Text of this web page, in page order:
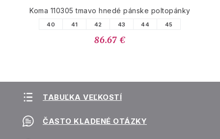
Koma 110305 tmavo hnedé pánske poltopánky
40 41 42 43 44 45
86.67 €
TABUĽKA VEĽKOSTÍ
ČASTO KLADENÉ OTÁZKY